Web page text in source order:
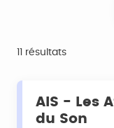
11 résultats
AIS - Les
du Son